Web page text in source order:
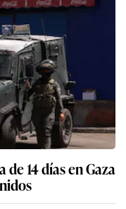
14 días en Gaza